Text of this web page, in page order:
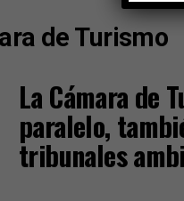
de Turismo
La Cámara de
paralelo,
tribunales